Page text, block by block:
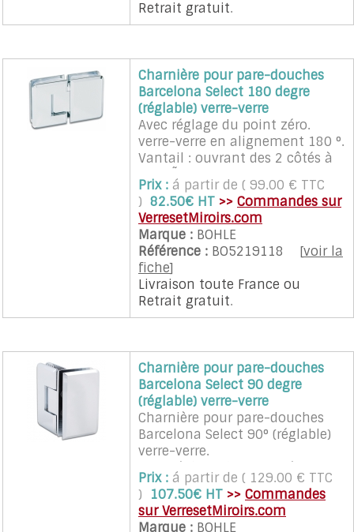
automatique sur la position
sont vendues à l'unité.
Recommandé pour porte en
verre d'un poids maximum de
35 Kg et d'une largeur
maximum de 700 mm. 2
charnières sont nécessaires
pour une porte (quantité 2 a
sélectionner)
Retrait gratuit.
Charnière pour pare-douches
Barcelona Select 180 degre
(réglable) verre-verre
Avec réglage du point zéro.
verre-verre en alignement 180 °.
Vantail : ouvrant des 2 côtés à
90 °. Ã‰cart : verre-verre 4 mm.
Epaisseur : 8, 10, 12 mm. Décor
chromé. Poids : 1.08 kg
Prix : á partir de ( 99.00 € TTC
) 82.50€ HT >> Commandes sur
VerresetMiroirs.com
Marque : BOHLE
Référence : BO5219118 [voir la
fiche]
Livraison toute France ou
Retrait gratuit.
Charnière pour pare-douches
Barcelona Select 90 degre
(réglable) verre-verre
Charnière pour pare-douches
Barcelona Select 90° (réglable)
verre-verre.
Avec réglage du point zéro.
Pour le montage d'une porte sur
un pan fixe.
Montage verre-verre 90 °.
Prix : á partir de ( 129.00 € TTC
)
107.50€ HT >> Commandes
sur VerresetMiroirs.com
Marque : BOHLE